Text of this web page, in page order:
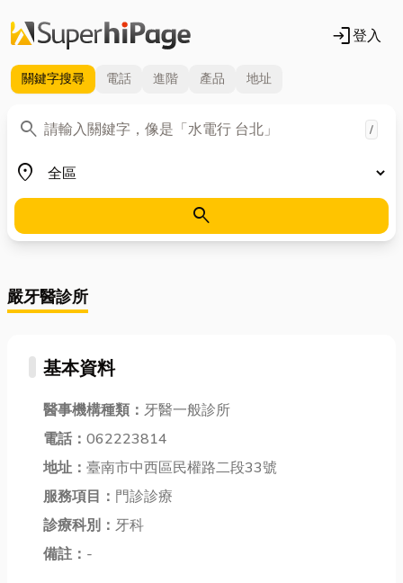
login登入
關鍵字搜尋 電話 進階 產品 地址
search
關鍵字 /
place
地區
search
嚴牙醫診所
基本資料
醫事機構種類： 牙醫一般診所
電話： 062223814
地址： 臺南市中西區民權路二段33號
服務項目： 門診診療
診療科別： 牙科
備註： -